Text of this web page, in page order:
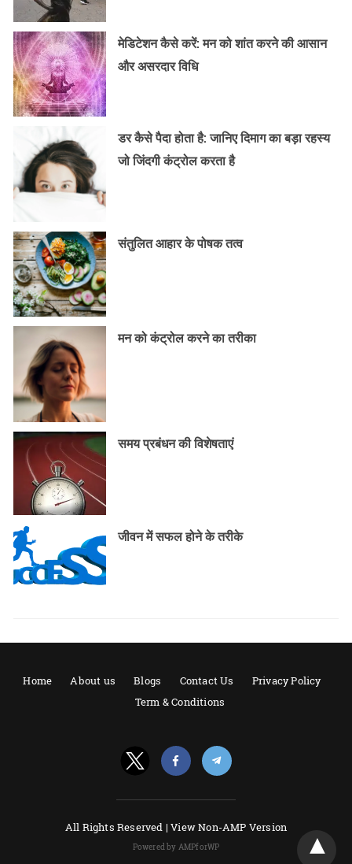
मेडिटेशन कैसे करें: मन को शांत करने की आसान
और असरदार विधि
डर कैसे पैदा होता है: जानिए दिमाग का बड़ा रहस्य
जो जिंदगी कंट्रोल करता है
संतुलित आहार के पोषक तत्व
मन को कंट्रोल करने का तरीका
समय प्रबंधन की विशेषताएं
जीवन में सफल होने के तरीके
Home About us Blogs Contact Us
Privacy Policy
Term & Conditions
All Rights Reserved |View Non-AMP Version
Powered by AMPforWP